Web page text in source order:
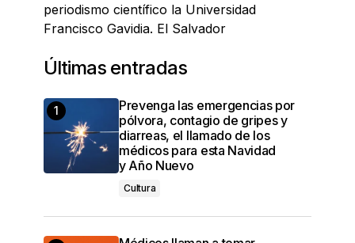
periodismo científico la Universidad
Francisco Gavidia. El Salvador
Últimas entradas
Prevenga las emergencias por
pólvora, contagio de gripes y
diarreas, el llamado de los
médicos para esta Navidad
y Año Nuevo
Cultura